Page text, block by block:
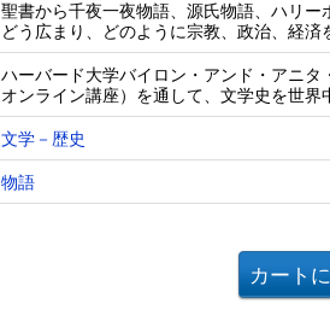
聖書から千夜一夜物語、源氏物語、ハリ
どう広まり、どのように宗教、政治、経
ハーバード大学バイロン・アンド・アニ
オンライン講座）を通して、文学史を世界
文学－歴史
物語